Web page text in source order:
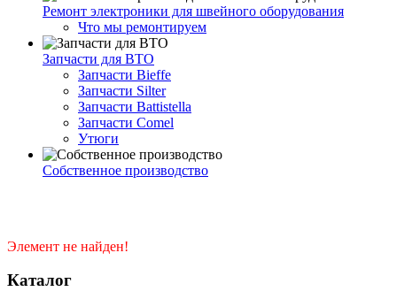
Ремонт электроники для швейного оборудования
Что мы ремонтируем
Запчасти для ВТО
Запчасти Bieffe
Запчасти Silter
Запчасти Battistella
Запчасти Comel
Утюги
Собственное производство
Элемент не найден!
Каталог